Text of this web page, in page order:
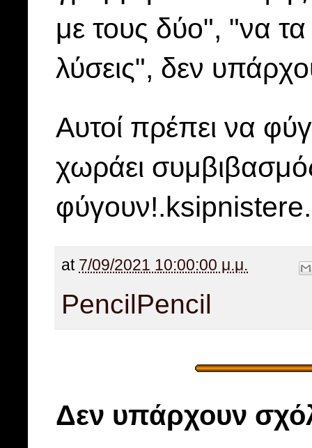
με τους δύο", "να
λύσεις", δεν
Αυτοί πρέπει να
χωράει
at 7/09/2021 10:00:00 μ.μ.
PencilPencil
Δεν υπάρχουν